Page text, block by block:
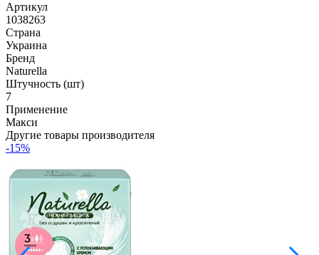
Артикул
1038263
Страна
Украина
Бренд
Naturella
Штучность (шт)
7
Применение
Макси
Другие товары производителя
-15%